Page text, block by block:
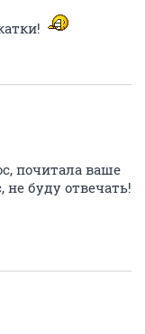
почитала ваше
буду отвечать!